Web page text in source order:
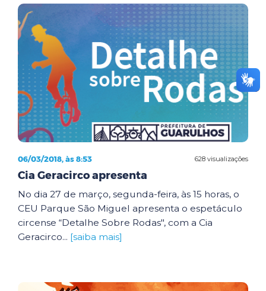
628 visualizações
06/03/2018, às 8:53
Cia Geracirco apresenta
No dia 27 de março, segunda-feira, às 15 horas, o
CEU Parque São Miguel apresenta o espetáculo
circense “Detalhe Sobre Rodas", com a Cia
Geracirco... [saiba mais]